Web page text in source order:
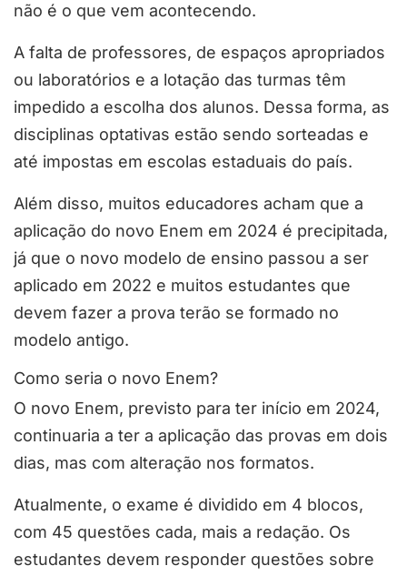
não é o que vem acontecendo.
A falta de professores, de espaços apropriados
ou laboratórios e a lotação das turmas têm
impedido a escolha dos alunos. Dessa forma, as
disciplinas optativas estão sendo sorteadas e
até impostas em escolas estaduais do país.
Além disso, muitos educadores acham que a
aplicação do novo Enem em 2024 é precipitada,
já que o novo modelo de ensino passou a ser
aplicado em 2022 e muitos estudantes que
devem fazer a prova terão se formado no
modelo antigo.
Como seria o novo Enem?
O novo Enem, previsto para ter início em 2024,
continuaria a ter a aplicação das provas em dois
dias, mas com alteração nos formatos.
Atualmente, o exame é dividido em 4 blocos,
com 45 questões cada, mais a redação. Os
estudantes devem responder questões sobre